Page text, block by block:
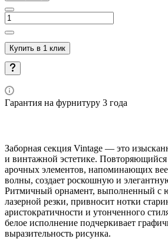
Купить в 1 клик
Гарантия на фурнитуру 3 года
Заборная секция Vintage — это
и винтажной эстетике.
арочных элементов, напоминающих
волны, создает роскошную и
Ритмичный орнамент, выполненный с
лазерной резки, привносит нотки
аристократичности и утонченного
белое исполнение подчеркивает
выразительность рисунка.